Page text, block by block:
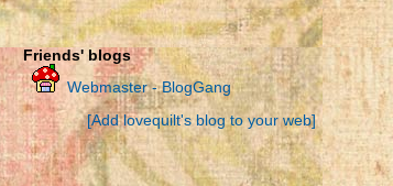
Friends' blogs
Webmaster - BlogGang
[Add lovequilt's blog to your web]